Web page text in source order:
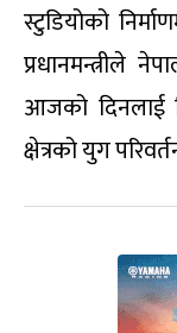
स्टुडियोको
प्रधानमन्त्रीले
आजको दिनलाई
क्षेत्रको युग